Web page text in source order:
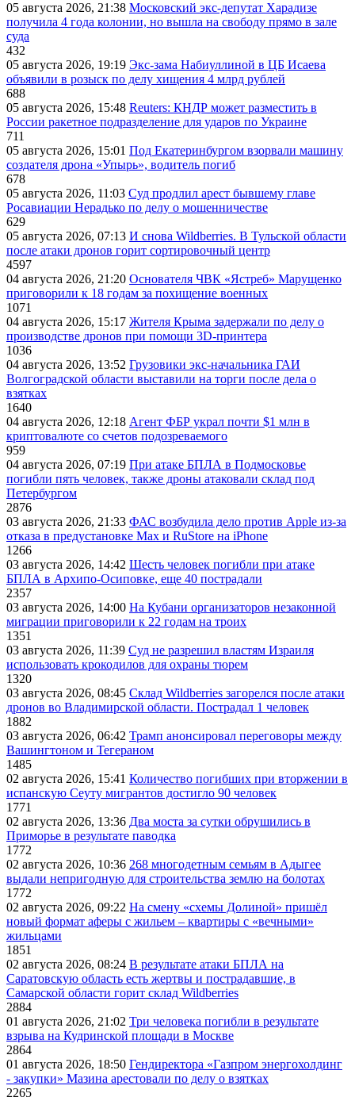
05 августа 2026, 21:38 Московский экс-депутат Харадизе
получила 4 года колонии, но вышла на свободу прямо в зале
суда
432
05 августа 2026, 19:19 Экс-зама Набиуллиной в ЦБ Исаева
объявили в розыск по делу хищения 4 млрд рублей
688
05 августа 2026, 15:48 Reuters: КНДР может разместить в
России ракетное подразделение для ударов по Украине
711
05 августа 2026, 15:01 Под Екатеринбургом взорвали машину
создателя дрона «Упырь», водитель погиб
678
05 августа 2026, 11:03 Суд продлил арест бывшему главе
Росавиации Нерадько по делу о мошенничестве
629
05 августа 2026, 07:13 И снова Wildberries. В Тульской области
после атаки дронов горит сортировочный центр
4597
04 августа 2026, 21:20 Основателя ЧВК «Ястреб» Марущенко
приговорили к 18 годам за похищение военных
1071
04 августа 2026, 15:17 Жителя Крыма задержали по делу о
производстве дронов при помощи 3D‑принтера
1036
04 августа 2026, 13:52 Грузовики экс-начальника ГАИ
Волгоградской области выставили на торги после дела о
взятках
1640
04 августа 2026, 12:18 Агент ФБР украл почти $1 млн в
криптовалюте со счетов подозреваемого
959
04 августа 2026, 07:19 При атаке БПЛА в Подмосковье
погибли пять человек, также дроны атаковали склад под
Петербургом
2876
03 августа 2026, 21:33 ФАС возбудила дело против Apple из-за
отказа в предустановке Max и RuStore на iPhone
1266
03 августа 2026, 14:42 Шесть человек погибли при атаке
БПЛА в Архипо-Осиповке, еще 40 пострадали
2357
03 августа 2026, 14:00 На Кубани организаторов незаконной
миграции приговорили к 22 годам на троих
1351
03 августа 2026, 11:39 Суд не разрешил властям Израиля
использовать крокодилов для охраны тюрем
1320
03 августа 2026, 08:45 Склад Wildberries загорелся после атаки
дронов во Владимирской области. Пострадал 1 человек
1882
03 августа 2026, 06:42 Трамп анонсировал переговоры между
Вашингтоном и Тегераном
1485
02 августа 2026, 15:41 Количество погибших при вторжении в
испанскую Сеуту мигрантов достигло 90 человек
1771
02 августа 2026, 13:36 Два моста за сутки обрушились в
Приморье в результате паводка
1772
02 августа 2026, 10:36 268 многодетным семьям в Адыгее
выдали непригодную для строительства землю на болотах
1772
02 августа 2026, 09:22 На смену «схемы Долиной» пришёл
новый формат аферы с жильем – квартиры с «вечными»
жильцами
1851
02 августа 2026, 08:24 В результате атаки БПЛА на
Саратовскую область есть жертвы и пострадавшие, в
Самарской области горит склад Wildberries
2884
01 августа 2026, 21:02 Три человека погибли в результате
взрыва на Кудринской площади в Москве
2864
01 августа 2026, 18:50 Гендиректора «Газпром энергохолдинг
- закупки» Мазина арестовали по делу о взятках
2265